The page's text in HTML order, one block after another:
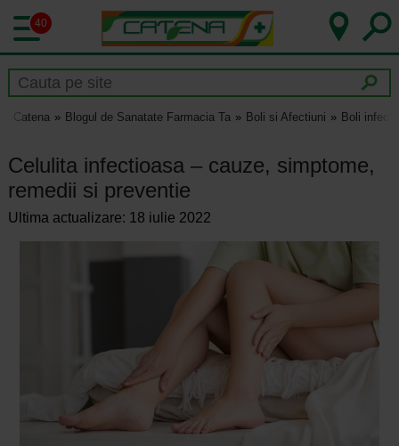
40
Catena Blogul de Sanatate Farmacia Ta Boli si Afectiuni Boli
Celulita infectioasa – cauze, simptome,
remedii si preventie
Ultima actualizare: 18 iulie 2022